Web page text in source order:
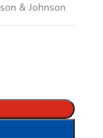
& Johnson